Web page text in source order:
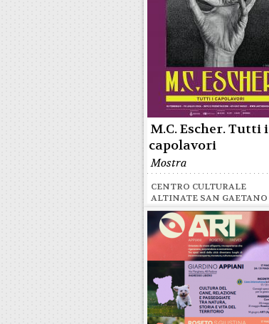
M.C. Escher. Tutti i
capolavori
Mostra
CENTRO CULTURALE
ALTINATE SAN GAETANO